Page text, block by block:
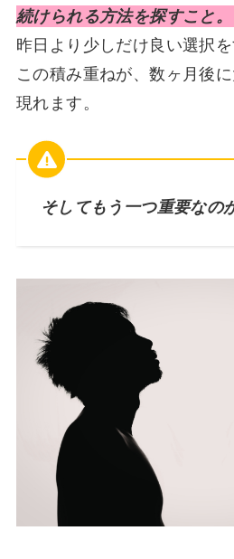
続けられる方法を探すこと。
昨日より少しだけ良い選択を
この積み重ねが、数ヶ月後
現れます。
そしてもう一つ重要なの